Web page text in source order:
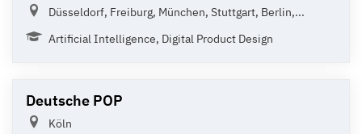
Düsseldorf, Freiburg, München, Stuttgart, Berlin,...
Artificial Intelligence, Digital Product Design
Deutsche POP
Köln